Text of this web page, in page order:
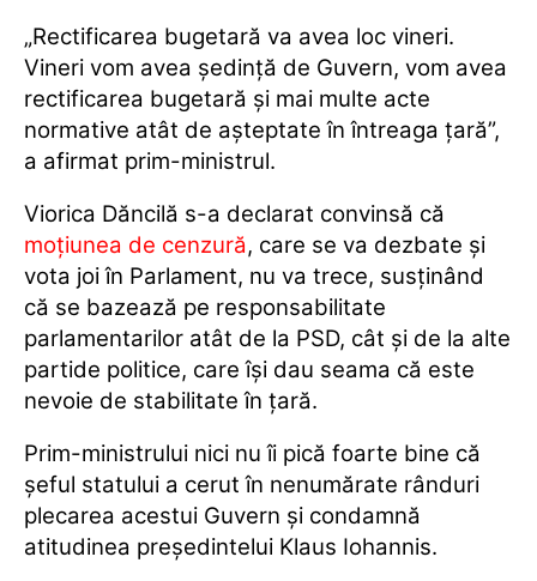
„Rectificarea bugetară va avea loc vineri.
Vineri vom avea şedinţă de Guvern, vom avea
rectificarea bugetară şi mai multe acte
normative atât de aşteptate în întreaga ţară”,
a afirmat prim-ministrul.
Viorica Dăncilă s-a declarat convinsă că
moţiunea de cenzură, care se va dezbate şi
vota joi în Parlament, nu va trece, susţinând
că se bazează pe responsabilitate
parlamentarilor atât de la PSD, cât şi de la alte
partide politice, care îşi dau seama că este
nevoie de stabilitate în ţară.
Prim-ministrului nici nu îi pică foarte bine că
șeful statului a cerut în nenumărate rânduri
plecarea acestui Guvern și condamnă
atitudinea preşedintelui Klaus Iohannis.